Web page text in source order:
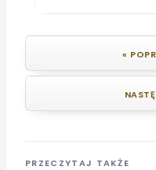
«
PRZECZYTAJ TAKŻE